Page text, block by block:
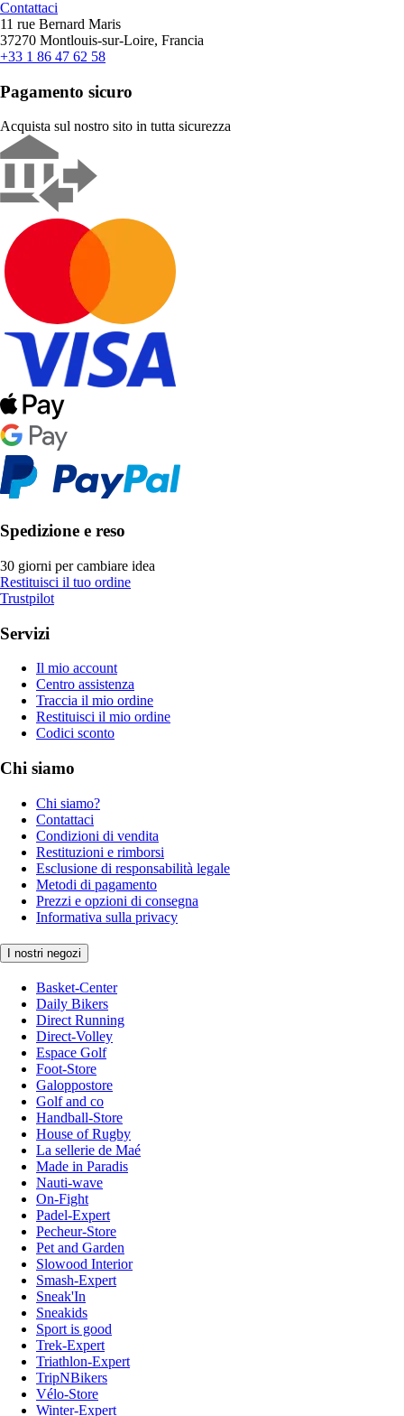
Contattaci
11 rue Bernard Maris
37270 Montlouis-sur-Loire, Francia
+33 1 86 47 62 58
Pagamento sicuro
Acquista sul nostro sito in tutta sicurezza
Spedizione e reso
30 giorni per cambiare idea
Restituisci il tuo ordine
Trustpilot
Servizi
Il mio account
Centro assistenza
Traccia il mio ordine
Restituisci il mio ordine
Codici sconto
Chi siamo
Chi siamo?
Contattaci
Condizioni di vendita
Restituzioni e rimborsi
Esclusione di responsabilità legale
Metodi di pagamento
Prezzi e opzioni di consegna
Informativa sulla privacy
I nostri negozi
Basket-Center
Daily Bikers
Direct Running
Direct-Volley
Espace Golf
Foot-Store
Galoppostore
Golf and co
Handball-Store
House of Rugby
La sellerie de Maé
Made in Paradis
Nauti-wave
On-Fight
Padel-Expert
Pecheur-Store
Pet and Garden
Slowood Interior
Smash-Expert
Sneak'In
Sneakids
Sport is good
Trek-Expert
Triathlon-Expert
TripNBikers
Vélo-Store
Winter-Expert